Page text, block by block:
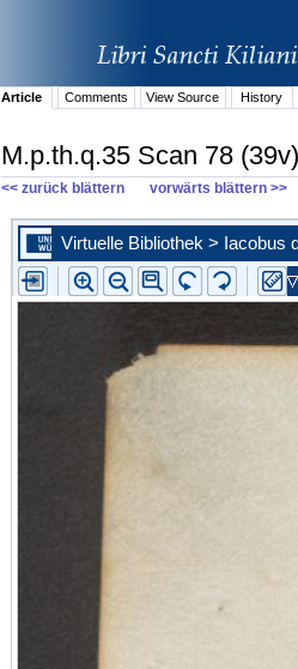
Article Comments View Source History
M.p.th.q.35 Scan 78 (39v)
<< zurück blättern vorwärts blättern >>